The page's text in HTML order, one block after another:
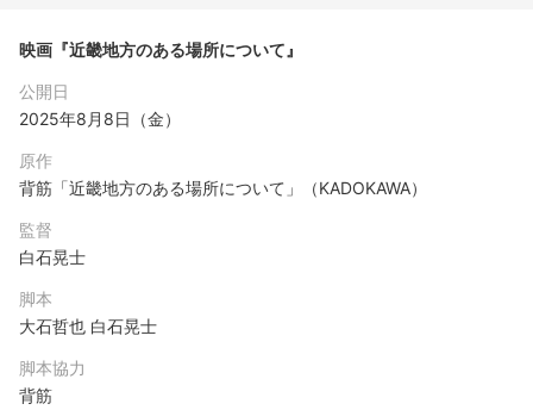
映画『近畿地方のある場所について』
公開日
2025年8月8日（金）
原作
背筋「近畿地方のある場所について」（KADOKAWA）
監督
白石晃士
脚本
大石哲也 白石晃士
脚本協力
背筋